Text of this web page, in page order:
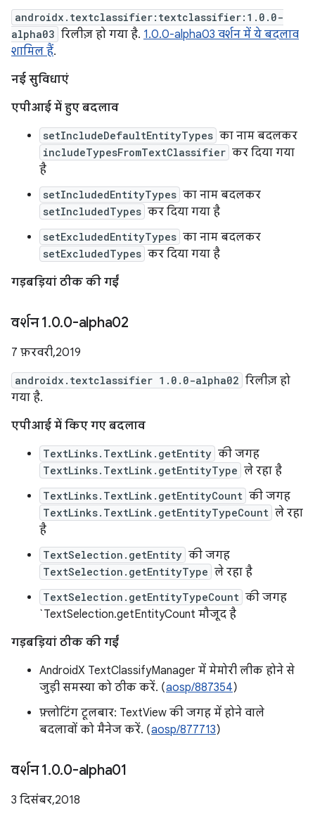
androidx.textclassifier:textclassifier:1.0.0-
alpha03 रिलीज़ हो गया है. 1.0.0-alpha03 वर्शन में ये बदलाव
शामिल हैं.
नई सुविधाएं
एपीआई में हुए बदलाव
setIncludeDefaultEntityTypes का नाम बदलकर
includeTypesFromTextClassifier कर दिया गया
है
setIncludedEntityTypes का नाम बदलकर
setIncludedTypes कर दिया गया है
setExcludedEntityTypes का नाम बदलकर
setExcludedTypes कर दिया गया है
गड़बड़ियां ठीक की गईं
वर्शन 1.0.0-alpha02
7 फ़रवरी, 2019
androidx.textclassifier 1.0.0-alpha02 रिलीज़ हो
गया है.
एपीआई में किए गए बदलाव
TextLinks.TextLink.getEntity की जगह
TextLinks.TextLink.getEntityType ले रहा है
TextLinks.TextLink.getEntityCount की जगह
TextLinks.TextLink.getEntityTypeCount ले रहा
है
TextSelection.getEntity की जगह
TextSelection.getEntityType ले रहा है
TextSelection.getEntityTypeCount की जगह
`TextSelection.getEntityCount मौजूद है
गड़बड़ियां ठीक की गईं
AndroidX TextClassifyManager में मेमोरी लीक होने से
जुड़ी समस्या को ठीक करें. (aosp/887354)
फ़्लोटिंग टूलबार: TextView की जगह में होने वाले
बदलावों को मैनेज करें. (aosp/877713)
वर्शन 1.0.0-alpha01
3 दिसंबर, 2018